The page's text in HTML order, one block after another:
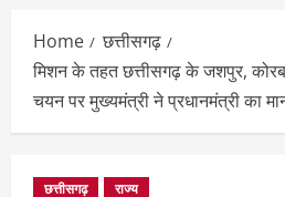
Home
छत्तीसगढ़
मिशन के तहत छत्तीसगढ़ के जशपुर,
चयन पर मुख्यमंत्री ने प्रधानमंत्री का
छत्तीसगढ़ राज्य